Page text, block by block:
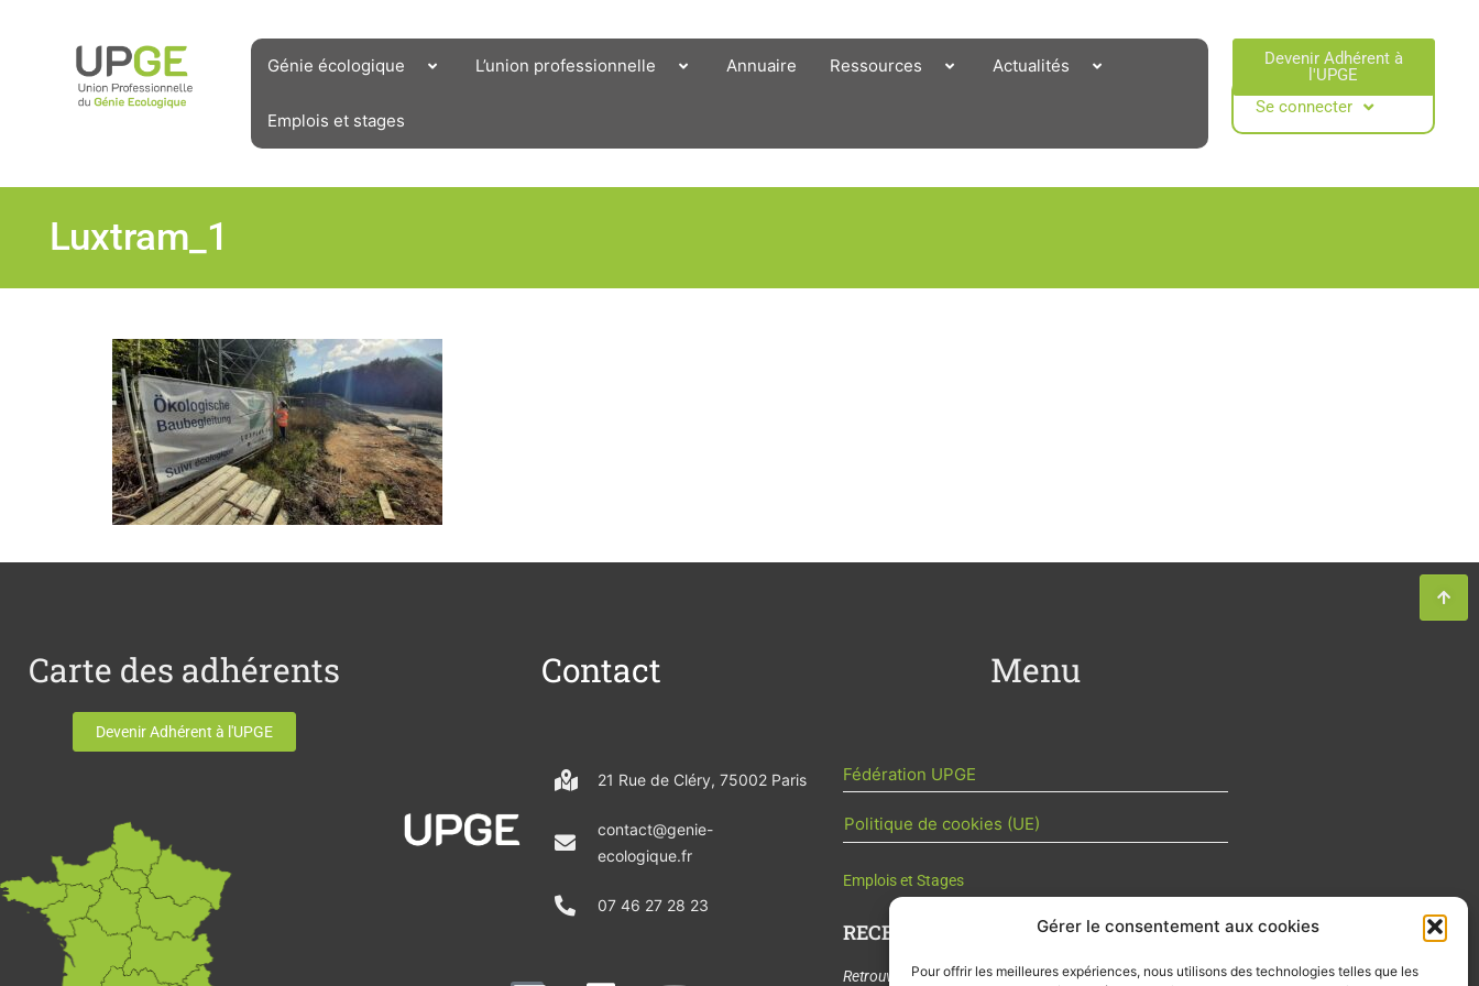
Gérer le consentement aux cookies
Pour offrir les meilleures expériences, nous utilisons des technologies telles que les
Génie écologique L’union professionnelle Annuaire Ressources Actualités
Emplois et stages
Devenir Adhérent à
l'UPGE​
Se connecter
Luxtram_1
Carte des adhérents
Devenir Adhérent à l'UPGE
Contact
21 Rue de Cléry, 75002 Paris
contact@genie-
ecologique.fr
07 46 27 28 23
Menu
Fédération UPGE
Politique de cookies (UE)
Emplois et Stages
RECEVOIR L'ACTU DE LA FILIÈRE
Retrouvez tous les mois les articles terrain de nos